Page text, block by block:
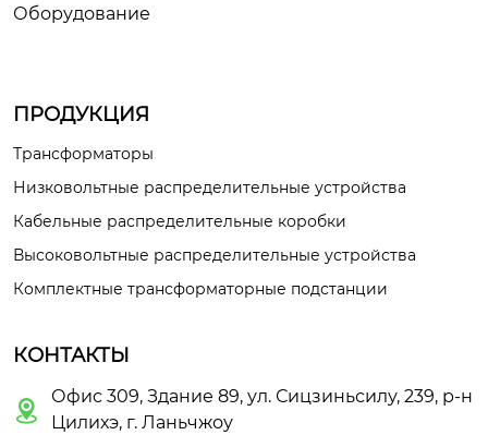
Оборудование
ПРОДУКЦИЯ
Трансформаторы
Низковольтные распределительные устройства
Кабельные распределительные коробки
Высоковольтные распределительные устройства
Комплектные трансформаторные подстанции
КОНТАКТЫ

Офис 309, Здание 89, ул. Сицзиньсилу, 239, р-н
Цилихэ, г. Ланьчжоу